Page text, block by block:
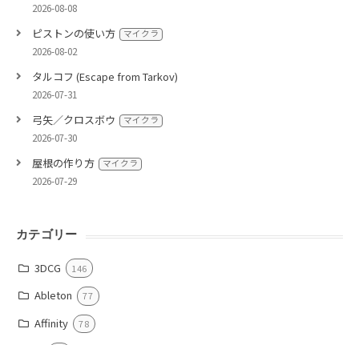
2026-08-08
ピストンの使い方 マイクラ
2026-08-02
タルコフ (Escape from Tarkov)
2026-07-31
弓矢／クロスボウ マイクラ
2026-07-30
屋根の作り方 マイクラ
2026-07-29
カテゴリー
3DCG 146
Ableton 77
Affinity 78